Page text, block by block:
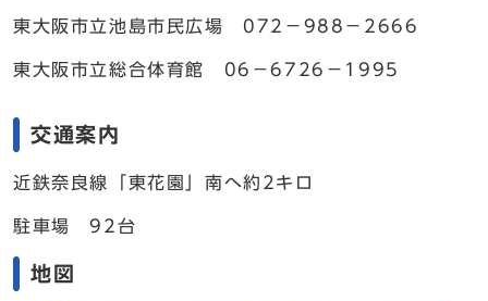
東大阪市立池島市民広場 072－988－2666
東大阪市立総合体育館 06－6726－1995
交通案内
近鉄奈良線「東花園」南へ約2キロ
駐車場 92台
地図